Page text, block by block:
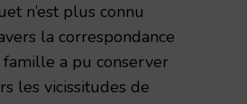
n’est plus connu
la correspondance
famille a pu conserver
les vicissitudes de